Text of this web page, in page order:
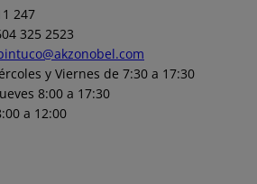
247
325 2523
y Viernes de 7:30 a 17:30
8:00 a 17:30
a 12:00